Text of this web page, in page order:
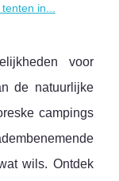
in...
voor
de natuurlijke
campings
wils. Ontdek